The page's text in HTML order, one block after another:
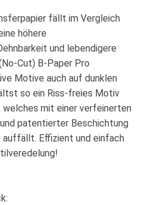
fällt im Vergleich
höhere
und lebendigere
Cut) B-Paper Pro
Motive auch auf dunklen
so ein Riss-freies Motiv
mit einer verfeinerten
patentierter Beschichtung
Effizient und einfach